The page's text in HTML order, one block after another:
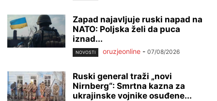
Zapad najavljuje ruski napad na
NATO: Poljska želi da puca
iznad...
NOVOSTI oruzjeonline - 07/08/2026
Ruski general traži „novi
Nirnberg“: Smrtna kazna za
ukrajinske vojnike osuđene...